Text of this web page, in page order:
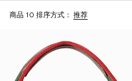
商品 10 排序方式： 推荐